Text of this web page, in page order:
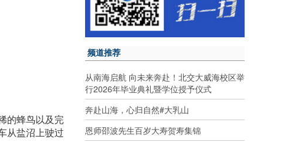
的蜂鸟以及完
从盐沼上驶过
频道推荐
从南海启航 向未来奔赴！北交大威海校区举
行2026年毕业典礼暨学位授予仪式
奔赴山海，心归自然#大乳山
恩师邵波先生百岁大寿贺寿集锦